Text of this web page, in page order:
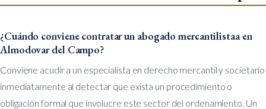
¿Cuándo conviene contratar un abogado mercantilistaa en
Almodovar del Campo?
Conviene acudir a un especialista en derecho mercantil y societario
inmediatamente al detectar que exista un procedimiento o
obligación formal que involucre este sector del ordenamiento. Un